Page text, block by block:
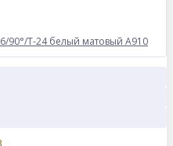
90°/Т-24 белый матовый А910